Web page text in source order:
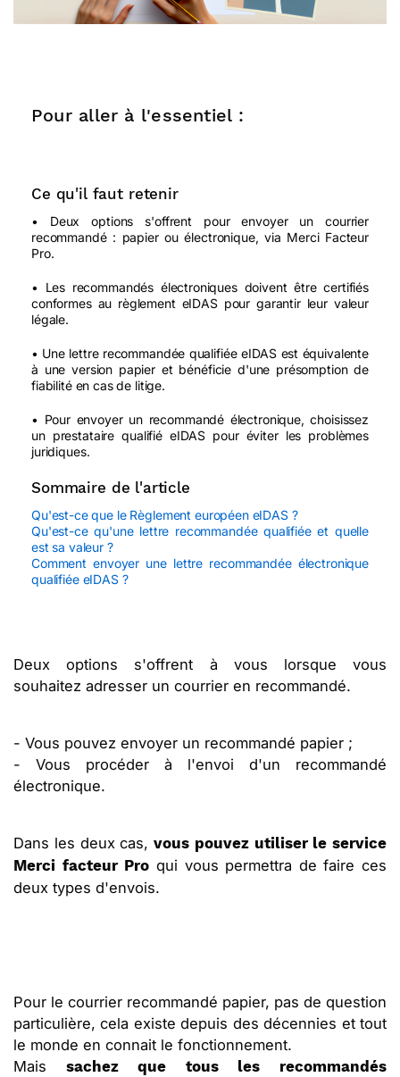
Pour aller à l'essentiel :
Ce qu'il faut retenir
• Deux options s'offrent pour envoyer un courrier
recommandé : papier ou électronique, via Merci Facteur
Pro.
• Les recommandés électroniques doivent être certifiés
conformes au règlement eIDAS pour garantir leur valeur
légale.
• Une lettre recommandée qualifiée eIDAS est équivalente
à une version papier et bénéficie d'une présomption de
fiabilité en cas de litige.
• Pour envoyer un recommandé électronique, choisissez
un prestataire qualifié eIDAS pour éviter les problèmes
juridiques.
Sommaire de l'article
Qu'est-ce que le Règlement européen eIDAS ?
Qu'est-ce qu'une lettre recommandée qualifiée et quelle
est sa valeur ?
Comment envoyer une lettre recommandée électronique
qualifiée eIDAS ?
Deux options s'offrent à vous lorsque vous
souhaitez adresser un courrier en recommandé.
- Vous pouvez envoyer un recommandé papier ;
- Vous procéder à l'envoi d'un recommandé
électronique.
Dans les deux cas, vous pouvez utiliser le service
Merci facteur Pro qui vous permettra de faire ces
deux types d'envois.
Pour le courrier recommandé papier, pas de question
particulière, cela existe depuis des décennies et tout
le monde en connait le fonctionnement.
Mais sachez que tous les recommandés